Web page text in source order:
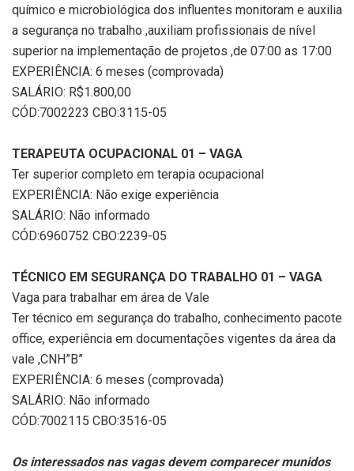
químico e microbiológica dos influentes monitoram e auxilia
a segurança no trabalho ,auxiliam profissionais de nível
superior na implementação de projetos ,de 07:00 as 17:00
EXPERIÊNCIA: 6 meses (comprovada)
SALÁRIO: R$1.800,00
CÓD:7002223 CBO:3115-05
TERAPEUTA OCUPACIONAL 01 – VAGA
Ter superior completo em terapia ocupacional
EXPERIÊNCIA: Não exige experiência
SALÁRIO: Não informado
CÓD:6960752 CBO:2239-05
TÉCNICO EM SEGURANÇA DO TRABALHO 01 – VAGA
Vaga para trabalhar em área de Vale
Ter técnico em segurança do trabalho, conhecimento pacote
office, experiência em documentações vigentes da área da
vale ,CNH”B”
EXPERIÊNCIA: 6 meses (comprovada)
SALÁRIO: Não informado
CÓD:7002115 CBO:3516-05
Os interessados nas vagas devem comparecer munidos